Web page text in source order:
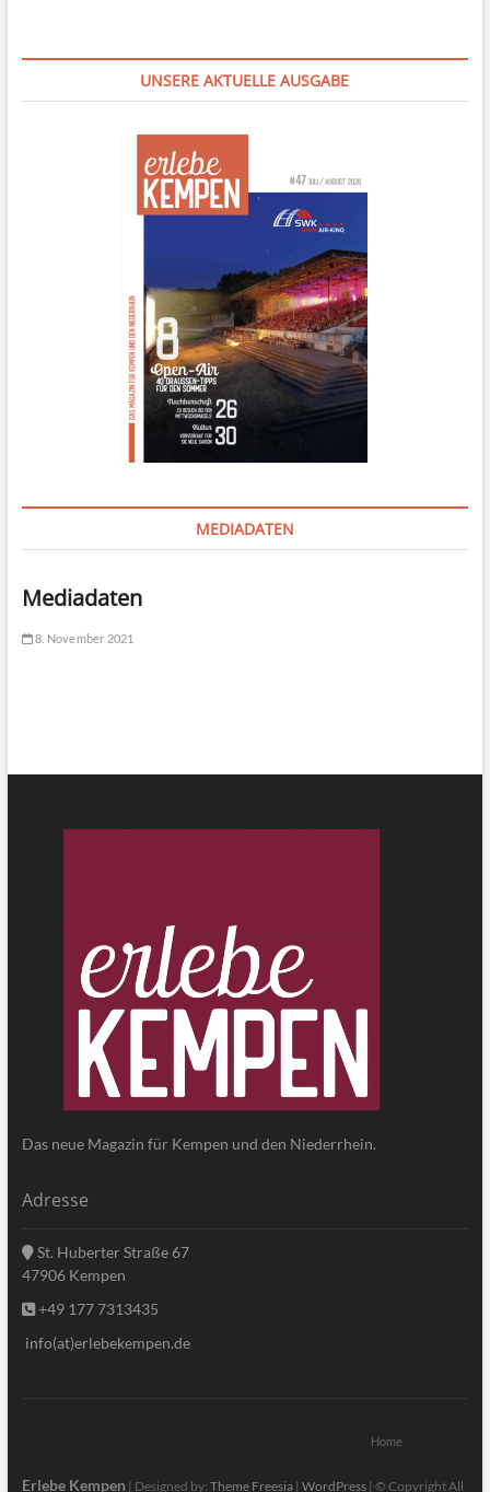
UNSERE AKTUELLE AUSGABE
MEDIADATEN
Mediadaten
8. November 2021
Das neue Magazin für Kempen und den Niederrhein.
Adresse
St. Huberter Straße 67
47906 Kempen
+49 177 7313435
info(at)erlebekempen.de
Home
Erlebe Kempen | Designed by: Theme Freesia| WordPress| © Copyright All